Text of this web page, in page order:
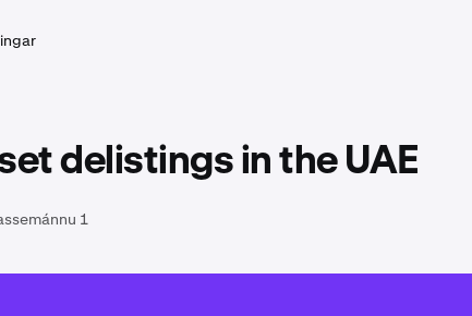
delistings in the UAE
1